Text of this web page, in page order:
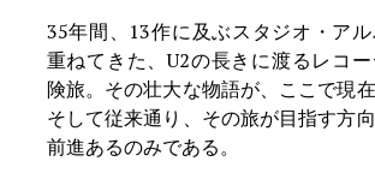
35年間、13作に及ぶスタジオ・ア
重ねてきた、U2の長きに渡るレコ
険旅。その壮大な物語が、ここで現在
そして従来通り、その旅が目指す方向
前進あるのみである。